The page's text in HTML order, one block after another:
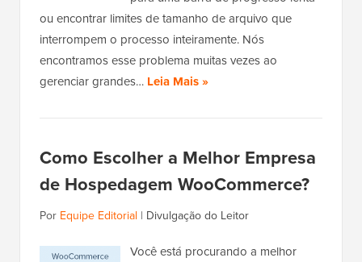
ou encontrar limites de tamanho de arquivo que
interrompem o processo inteiramente. Nós
encontramos esse problema muitas vezes ao
gerenciar grandes… Leia Mais »
Como Escolher a Melhor Empresa
de Hospedagem WooCommerce?
Por Equipe Editorial | Divulgação do Leitor
Você está procurando a melhor